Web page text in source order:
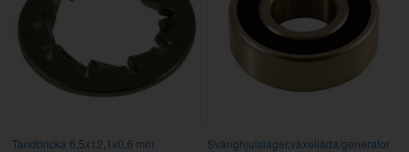
Tandbricka 6,5x12,1x0,6 mm Svänghjulslager,växellåda/generator